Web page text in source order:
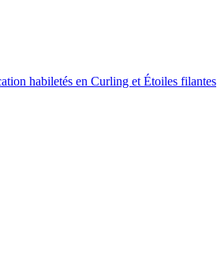
habiletés en Curling et Étoiles filantes